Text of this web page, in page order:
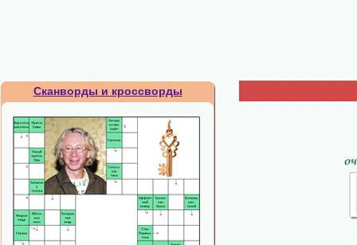
Сканворды и кроссворды